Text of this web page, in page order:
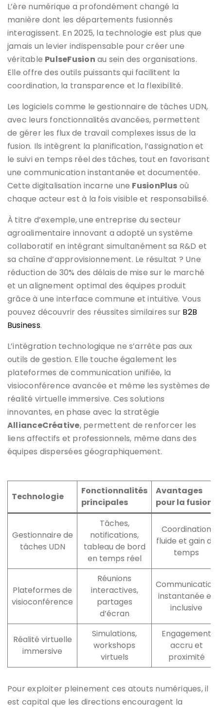
L’ère numérique a profondément changé la
manière dont les départements fusionnés
interagissent. En 2025, la technologie est plus que
jamais un levier indispensable pour créer une
véritable PulseFusion au sein des organisations.
Elle offre des outils puissants qui facilitent la
coordination, la transparence et la flexibilité.
Les logiciels comme le gestionnaire de tâches UDN,
avec leurs fonctionnalités avancées, permettent
de gérer les flux de travail complexes issus de la
fusion. Ils intègrent la planification, l’assignation et
le suivi en temps réel des tâches, tout en favorisant
une communication instantanée et documentée.
Cette digitalisation incarne une FusionPlus où
chaque acteur est à la fois visible et responsabilisé.
À titre d’exemple, une entreprise du secteur
agroalimentaire innovant a adopté un système
collaboratif en intégrant simultanément sa R&D et
sa chaîne d’approvisionnement. Le résultat ? Une
réduction de 30% des délais de mise sur le marché
et un alignement optimal des équipes produit
grâce à une interface commune et intuitive. Vous
pouvez découvrir des réussites similaires sur B2B
Business.
L’intégration technologique ne s’arrête pas aux
outils de gestion. Elle touche également les
plateformes de communication unifiée, la
visioconférence avancée et même les systèmes de
réalité virtuelle immersive. Ces solutions
innovantes, en phase avec la stratégie
AllianceCréative, permettent de renforcer les
liens affectifs et professionnels, même dans des
équipes dispersées géographiquement.
Technologie
Fonctionnalités
principales
Avantages
pour la fusion
Gestionnaire de
tâches UDN
Tâches,
notifications,
tableau de bord
en temps réel
Coordination
fluide et gain de
temps
Plateformes de
visioconférence
Réunions
interactives,
partages
d’écran
Communication
instantanée et
inclusive
Réalité virtuelle
immersive
Simulations,
workshops
virtuels
Engagement
accru et
proximité
Pour exploiter pleinement ces atouts numériques, il
est capital que les directions encouragent la